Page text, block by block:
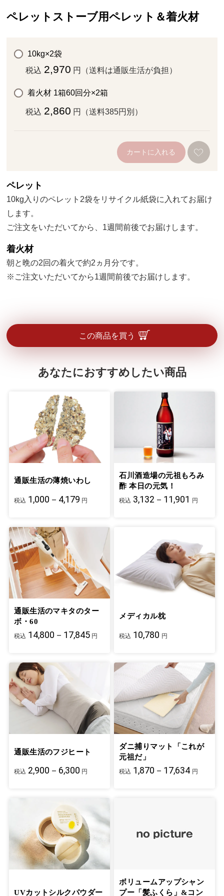
ペレットストーブ用ペレット＆着火材
10kg×2袋
税込 2,970 円（送料は通販生活が負担）
着火材 1箱60回分×2箱
税込 2,860 円（送料385円別）
カートに入れる
ペレット
10kg入りのペレット2袋をリサイクル紙袋に入れてお届け
します。
ご注文をいただいてから、1週間前後でお届けします。
着火材
朝と晩の2回の着火で約2ヵ月分です。
※ご注文いただいてから1週間前後でお届けします。
この商品を買う
あなたにおすすめしたい商品
通販生活の薄焼いわし
税込 1,000－4,179 円
石川酒造場の元祖もろみ
酢 本日の元気！
税込 3,132－11,901 円
通販生活のマキタのター
ボ・60
税込 14,800－17,845 円
メディカル枕
税込 10,780 円
通販生活のフジヒート
税込 2,900－6,300 円
ダニ捕りマット「これが
元祖だ」
税込 1,870－17,634 円
UVカットシルクパウダー
ボリュームアップシャン
プー「髪ふくら」&コン